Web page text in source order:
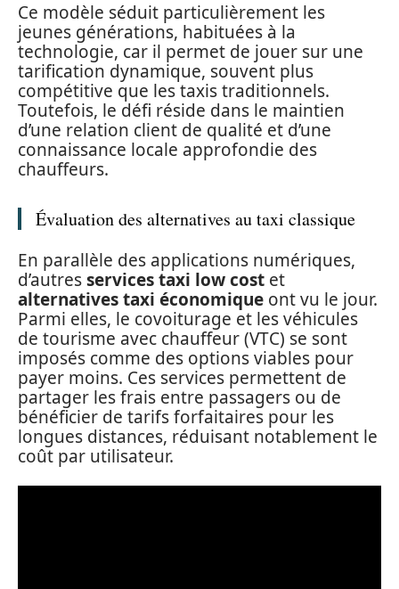
Ce modèle séduit particulièrement les
jeunes générations, habituées à la
technologie, car il permet de jouer sur une
tarification dynamique, souvent plus
compétitive que les taxis traditionnels.
Toutefois, le défi réside dans le maintien
d’une relation client de qualité et d’une
connaissance locale approfondie des
chauffeurs.
Évaluation des alternatives au taxi classique
En parallèle des applications numériques,
d’autresservices taxi low cost et
alternatives taxi économique ont vu le jour.
Parmi elles, le covoiturage et les véhicules
de tourisme avec chauffeur (VTC) se sont
imposés comme des options viables pour
payer moins. Ces services permettent de
partager les frais entre passagers ou de
bénéficier de tarifs forfaitaires pour les
longues distances, réduisant notablement le
coût par utilisateur.